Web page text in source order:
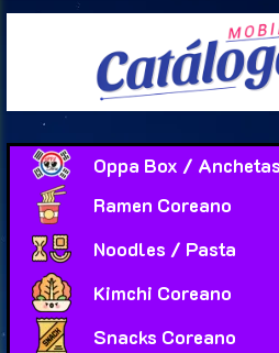
Oppa Box / Anchetas
Ramen Coreano
Noodles / Pasta
Kimchi Coreano
Snacks Coreano